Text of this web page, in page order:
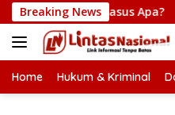
Langsung
ke
konten
Breaking News
Kasus Apa? PB
Home Hukum & Kriminal